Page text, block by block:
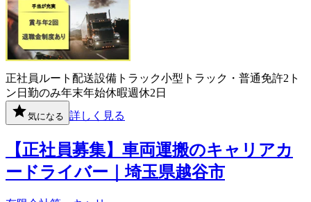
正社員 ルート配送設備 トラック小型トラック・普通免許2ト
ン 日勤のみ年末年始休暇週休2日
気になる 詳しく見る
【正社員募集】車両運搬のキャリアカ
ードライバー｜埼玉県越谷市